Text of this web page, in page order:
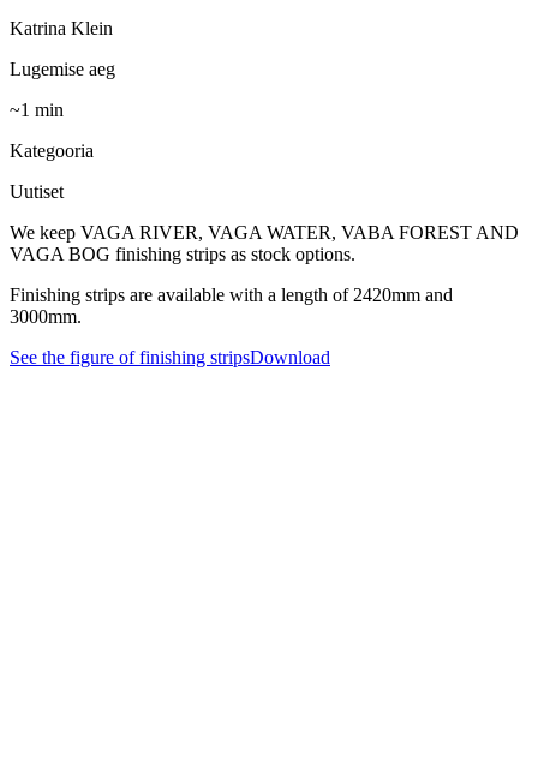
Katrina Klein
Lugemise aeg
~1 min
Kategooria
Uutiset
We keep VAGA RIVER, VAGA WATER, VABA FOREST AND
VAGA BOG finishing strips as stock options.
Finishing strips are available with a length of 2420mm and
3000mm.
See the figure of finishing stripsDownload